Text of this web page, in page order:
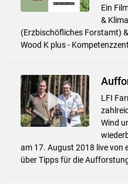
Ein
&
(Erzbischöfliches Forstamt)
Wood K plus -
LFI
Wind
am 17. August 2018 live von
über Tipps für die